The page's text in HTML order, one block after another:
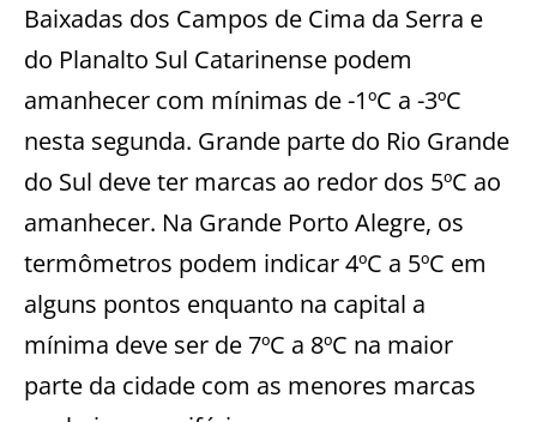
Baixadas dos Campos de Cima da Serra e
do Planalto Sul Catarinense podem
amanhecer com mínimas de -1ºC a -3ºC
nesta segunda. Grande parte do Rio Grande
do Sul deve ter marcas ao redor dos 5ºC ao
amanhecer. Na Grande Porto Alegre, os
termômetros podem indicar 4ºC a 5ºC em
alguns pontos enquanto na capital a
mínima deve ser de 7ºC a 8ºC na maior
parte da cidade com as menores marcas